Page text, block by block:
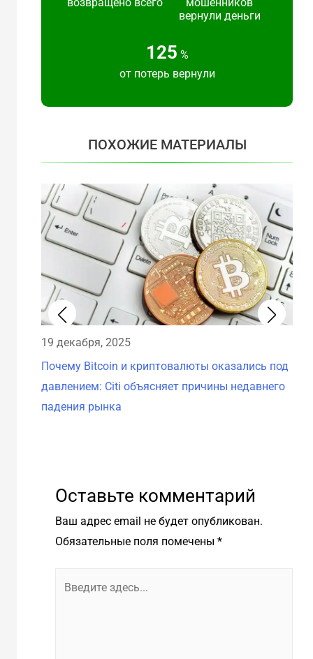
вернули деньги
125 %
от потерь вернули
ПОХОЖИЕ МАТЕРИАЛЫ
19 декабря, 2025
Почему Bitcoin и криптовалюты оказались под
давлением: Citi объясняет причины недавнего
падения рынка
Оставьте комментарий
Ваш адрес email не будет опубликован.
Обязательные поля помечены *